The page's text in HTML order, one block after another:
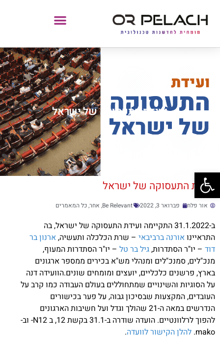
פתח סרגל נגישות
ועידת התעסוקה של ישראל
ועידת התעסוקה של ישראל
אור פלח פברואר 3, 2022 Be Relevant
, אחר,כל המאמרים
ב-31.1.2022 התקיימה ועידת התעסוקה של ישראל, בה
התראיינואורנה ברביבאי – שרת הכלכלה ותעשיה,ארנון בר
דוד – יו"ר הסתדרות,גיל בר טל – יו"ר הסתדרות המעוף,
מנכ"לים, סמנכ"לים ומנהלי מש"א בכירים ממספר ארגונים
בארץ, פרשנים כלכליים, יועצים ומומחים שונים.הוועידה דנה
על הסוגיות והשינויים שמתחוללים בעולם העבודה כמו קרב על
העובדים, המקצעות שבסיכון גבוה, על פער בכישורים
הנדרשים במאה ה-21 שהולך וגדל ועל חשיבות הארגונים
להפוך לרלוונטיים. הועדה שודרה ב-31.1 בקשת 12, ב N12- וב-
mako. להלן הקישור לוועדה.